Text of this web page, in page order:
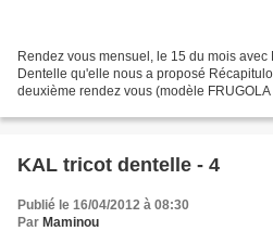
Rendez vous mensuel, le 15 du mois
Dentelle qu'elle nous a proposé
deuxième rendez vous (modèle
KAL tricot dentelle - 4
Publié le 16/04/2012 à 08:30
Par Maminou